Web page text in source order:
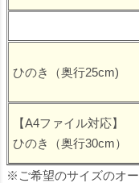
ひのき（奥行25cm)
【A4ファイル対応】
ひのき（奥行30cm）
※ご希望のサイズのオー